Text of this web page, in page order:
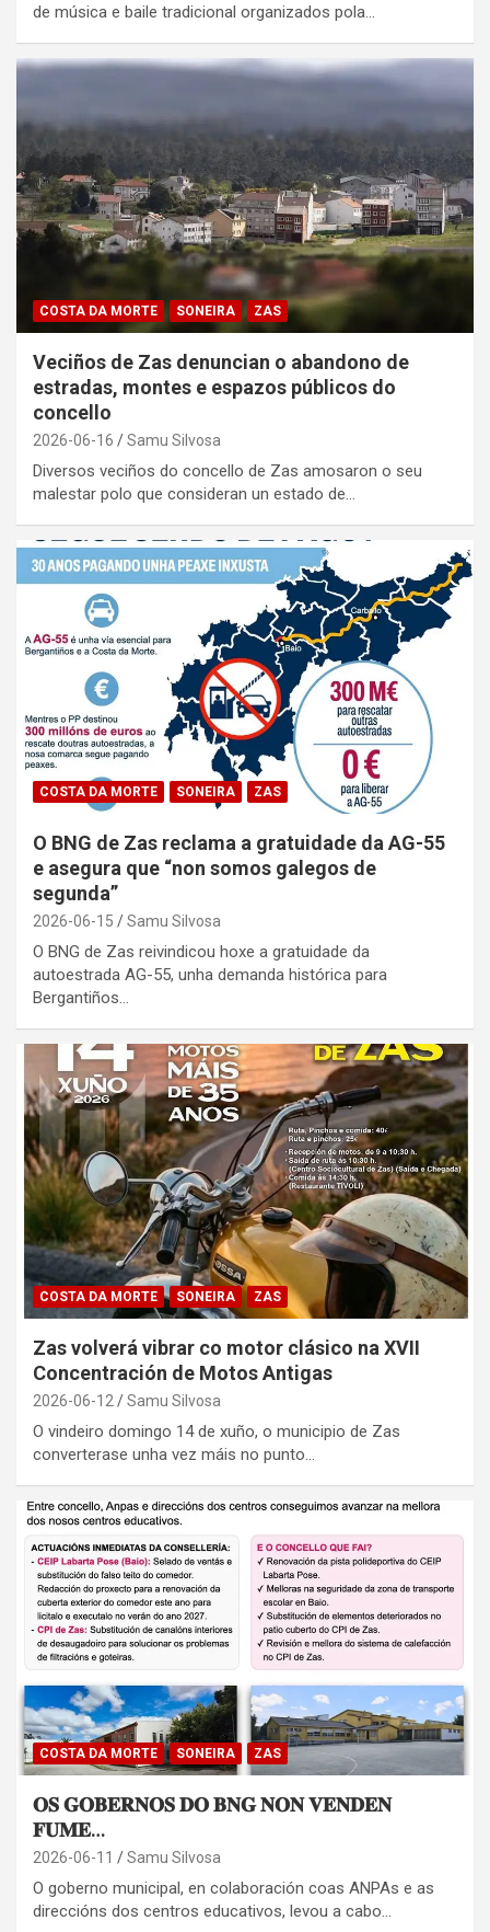
de música e baile tradicional organizados pola…
COSTA DA MORTE SONEIRA ZAS
Veciños de Zas denuncian o abandono de
estradas, montes e espazos públicos do
concello
2026-06-16 Samu Silvosa
Diversos veciños do concello de Zas amosaron o seu
malestar polo que consideran un estado de…
COSTA DA MORTE SONEIRA ZAS
O BNG de Zas reclama a gratuidade da AG-55
e asegura que “non somos galegos de
segunda”
2026-06-15 Samu Silvosa
O BNG de Zas reivindicou hoxe a gratuidade da
autoestrada AG-55, unha demanda histórica para
Bergantiños…
COSTA DA MORTE SONEIRA ZAS
Zas volverá vibrar co motor clásico na XVII
Concentración de Motos Antigas
2026-06-12 Samu Silvosa
O vindeiro domingo 14 de xuño, o municipio de Zas
converterase unha vez máis no punto…
COSTA DA MORTE SONEIRA ZAS
𝐎𝐒 𝐆𝐎𝐁𝐄𝐑𝐍𝐎𝐒 𝐃𝐎 𝐁𝐍𝐆 𝐍𝐎𝐍 𝐕𝐄𝐍𝐃𝐄𝐍
𝐅𝐔𝐌𝐄…
2026-06-11 Samu Silvosa
O goberno municipal, en colaboración coas ANPAs e as
direccións dos centros educativos, levou a cabo…